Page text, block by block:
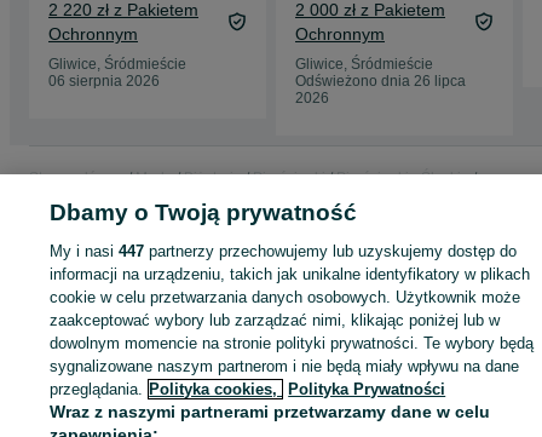
2 220 zł z Pakietem
Ochronnym
Gliwice, Śródmieście
06 sierpnia 2026
2 000 zł z Pakietem
Ochronnym
Gliwice, Śródmieście
Odświeżono dnia 26 lipca
2026
Strona główna Moda Biżuteria Pierścionki
Pierścionki - Śląskie
Pierścionki - Gliwice
Pierścionki - Śródmieście
KATEGORIA
ID:996055415 Wyświetlenia:
Kup
Dbamy o Twoją prywatność
My i nasi447 partnerzy przechowujemy lub uzyskujemy dostęp do
informacji na urządzeniu, takich jak unikalne identyfikatory w plikach
cookie w celu przetwarzania danych osobowych. Użytkownik może
zaakceptować wybory lub zarządzać nimi, klikając poniżej lub w
dowolnym momencie na stronie polityki prywatności. Te wybory będą
sygnalizowane naszym partnerom i nie będą miały wpływu na dane
przeglądania. Polityka cookies, Polityka Prywatności
Wraz z naszymi partnerami przetwarzamy dane w celu